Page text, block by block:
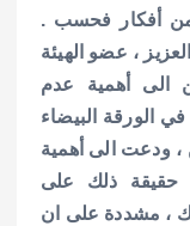
من أفكار فحسب .
، عضو الهيئة
الى أهمية عدم
الورقة البيضاء
ودعت الى أهمية
حقيقة ذلك على
، مشددة على ان